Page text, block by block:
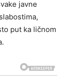
javne
put ka ličnom